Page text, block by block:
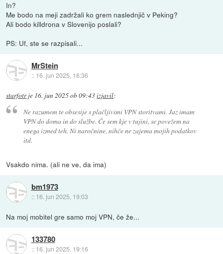
In?
Me bodo na meji zadržali ko grem naslednjič v Peking?
Ali bodo killdrona v Slovenijo poslali?
PS: Uf, ste se razpisali...
MrStein
:: 16. jun 2025, 16:36
starfotrje 16. jun 2025 ob 09:43izjavil:
Ne razumem te obsesije s plačljivimi VPN storitvami. Jaz imam
VPN do doma in do službe. Če sem kje v tujini, se povežem na
enega izmed teh. Ni naročnine, nihče ne zajema mojih podatkov
itd.
Vsakdo nima. (ali ne ve, da ima)
bm1973
:: 16. jun 2025, 19:03
Na moj mobitel gre samo moj VPN, če že...
133780
:: 16. jun 2025, 19:16